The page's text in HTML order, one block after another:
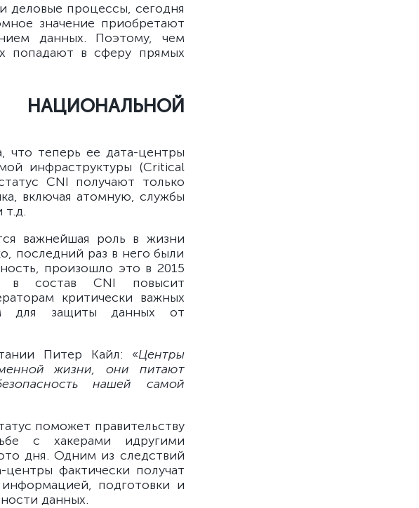
деловые процессы, сегодня
значение приобретают
данных. Поэтому, чем
попадают в сферу прямых
что теперь ее дата-центры
инфраструктуры (Critical
CNI получают только
включая атомную, службы
т.д.
важнейшая роль в жизни
последний раз в него были
произошло это в 2015
в состав CNI повысит
критически важных
для защиты данных от
Питер Кайл: «Центры
жизни, они питают
нашей самой
поможет правительству
с хакерами идругими
дня. Одним из следствий
фактически получат
подготовки и
данных.